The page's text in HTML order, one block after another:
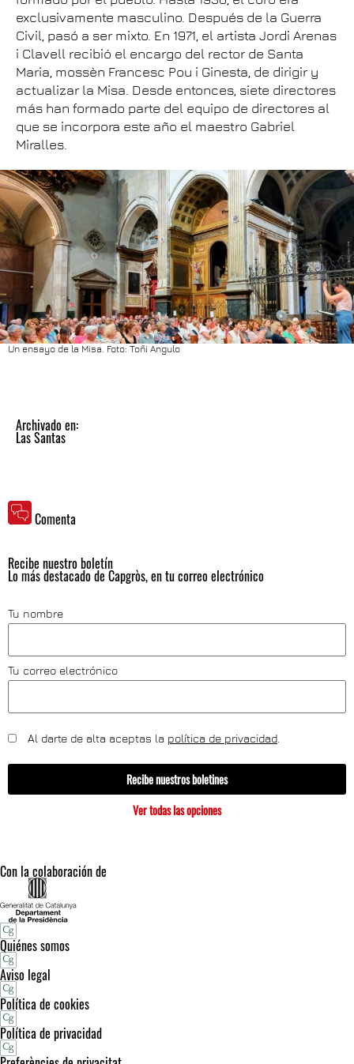
exclusivamente masculino. Después de la Guerra
Civil, pasó a ser mixto. En 1971, el artista Jordi Arenas
i Clavell recibió el encargo del rector de Santa
Maria, mossèn Francesc Pou i Ginesta, de dirigir y
actualizar la Misa. Desde entonces, siete directores
más han formado parte del equipo de directores al
que se incorpora este año el maestro Gabriel
Miralles.
Un ensayo de la Misa. Foto: Toñi Angulo
Archivado en:
Las Santas
Comenta
Recibe nuestro boletín
Lo más destacado de Capgròs, en tu correo electrónico
Tu nombre
Tu correo electrónico
Al darte de alta aceptas la política de privacidad
Recibe nuestros boletines
Ver todas las opciones
Con la colaboración de
Quiénes somos
Aviso legal
Política de cookies
Política de privacidad